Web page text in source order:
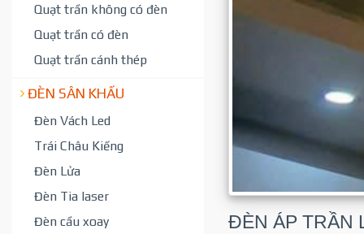
Quạt trần không có đèn
Quạt trần có đèn
Quạt trần cánh thép
ĐÈN SÂN KHẤU
Đèn Vách Led
Trái Châu Kiếng
Đèn Lửa
Đèn Tia laser
Đèn cầu xoay
ĐÈN ÁP TRẦN